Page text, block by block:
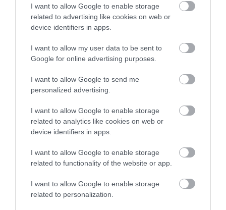
I want to allow Google to enable storage
related to advertising like cookies on web or
device identifiers in apps.
I want to allow my user data to be sent to
Google for online advertising purposes.
I want to allow Google to send me
personalized advertising.
I want to allow Google to enable storage
related to analytics like cookies on web or
device identifiers in apps.
I want to allow Google to enable storage
related to functionality of the website or app.
I want to allow Google to enable storage
related to personalization.
Értékelések Értékeld Te is
5.0
Összesen 3
4
2 0
1 0
Kiss Nikoletta
2016. Október 5.
Nagyon kedves mindenki és
finomak az ételek!
Jelentés